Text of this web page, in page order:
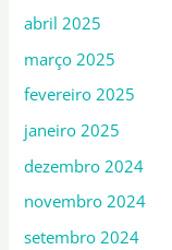
abril 2025
março 2025
fevereiro 2025
janeiro 2025
dezembro 2024
novembro 2024
setembro 2024